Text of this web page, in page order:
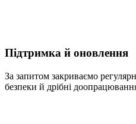
Підтримка й оновлення
За запитом закриваємо
безпеки й дрібні